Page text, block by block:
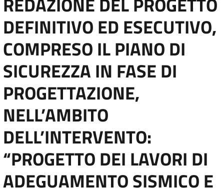
DEFINITIVO ED ESECUTIVO,
COMPRESO IL PIANO DI
SICUREZZA IN FASE DI
PROGETTAZIONE,
NELL’AMBITO
DELL’INTERVENTO:
“PROGETTO DEI LAVORI DI
ADEGUAMENTO SISMICO E